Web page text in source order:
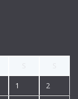
1 2